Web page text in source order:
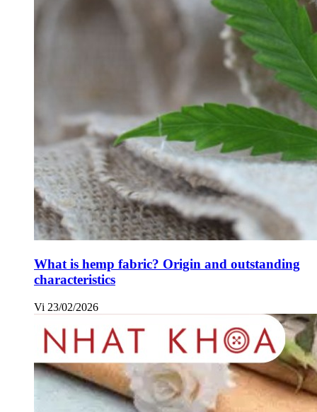
What is hemp fabric? Origin and outstanding
characteristics
Vi 23/02/2026